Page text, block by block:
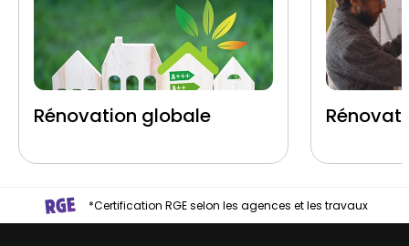
Rénovation globale
*Certification RGE selon les agences et les travaux